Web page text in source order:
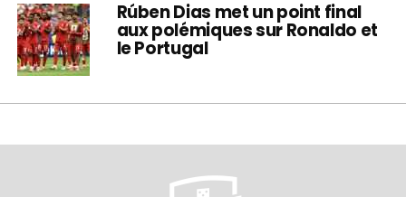
Rúben Dias met un point final
aux polémiques sur Ronaldo et
le Portugal